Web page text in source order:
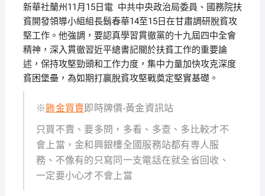
新華社蘭州11月15日電 中共中央政治局委員、國務院扶
貧開發領導小組組長鬍春華14至15日在甘肅調研脫貧攻
堅工作。他強調，要認真學習貫徹黨的十九屆四中全會
精神，深入貫徹習近平總書記關於扶貧工作的重要論
述，保持攻堅勁頭和工作力度，集中力量加快攻克深度
貧困堡壘，為如期打贏脫貧攻堅戰奠定堅實基礎。
※飾金買賣即時牌價-黃金資訊站
只買不賣、要多問，多看、多查、多比較才不
會上當，金和興銀樓全國服務站都有専人服
務、不像有的只寫同一支電話在就全省回收、
一定要小心才不會上當